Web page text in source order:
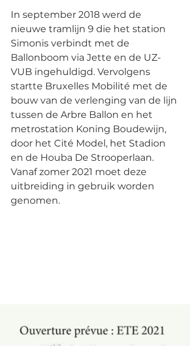
In september 2018 werd de
nieuwe tramlijn 9 die het station
Simonis verbindt met de
Ballonboom via Jette en de UZ-
VUB ingehuldigd. Vervolgens
startte Bruxelles Mobilité met de
bouw van de verlenging van de lijn
tussen de Arbre Ballon en het
metrostation Koning Boudewijn,
door het Cité Model, het Stadion
en de Houba De Strooperlaan.
Vanaf zomer 2021 moet deze
uitbreiding in gebruik worden
genomen.